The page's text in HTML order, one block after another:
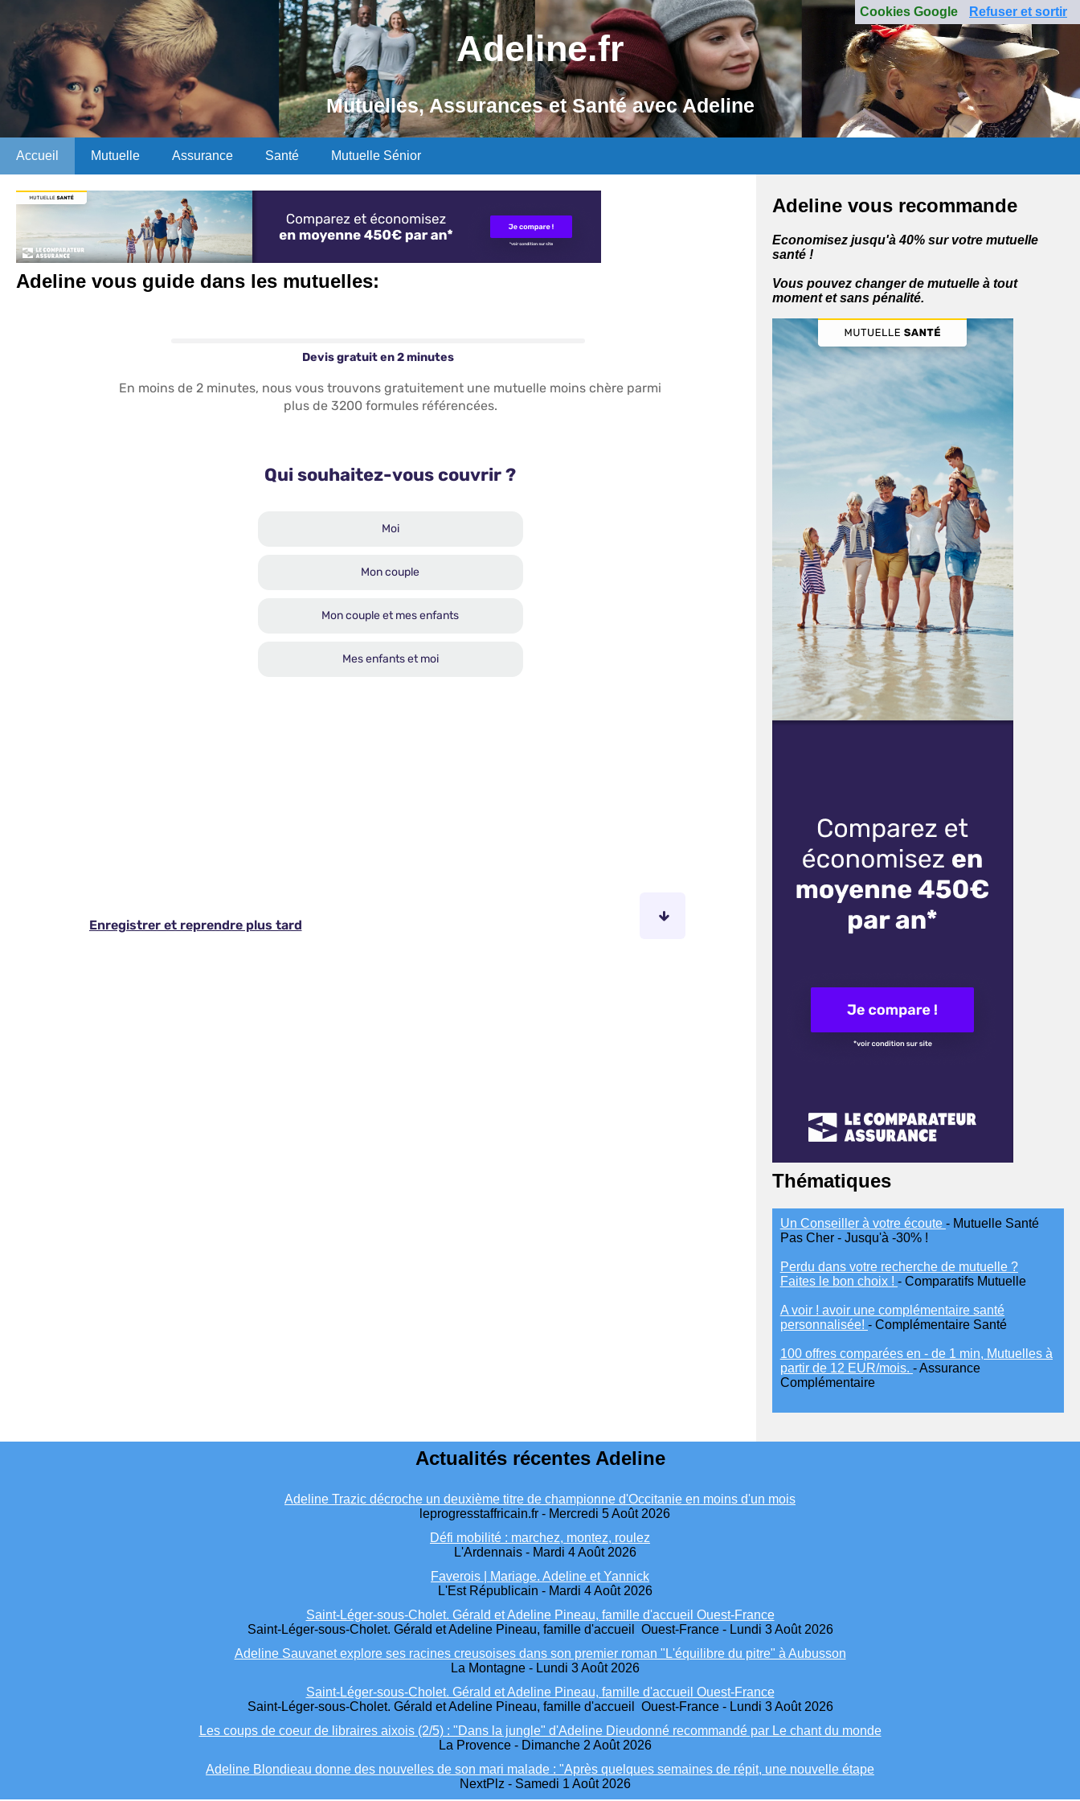
Cookies Google Refuser et sortir
Adeline.fr
Mutuelles, Assurances et Santé avec Adeline
Accueil Mutuelle Assurance Santé Mutuelle Sénior
Adeline vous guide dans les mutuelles:
Adeline vous recommande
Economisez jusqu'à 40% sur votre mutuelle
santé !
Vous pouvez changer de mutuelle à tout
moment et sans pénalité.
Thématiques
Un Conseiller à votre écoute - Mutuelle Santé
Pas Cher - Jusqu'à -30% !
Perdu dans votre recherche de mutuelle ?
Faites le bon choix ! - Comparatifs Mutuelle
A voir ! avoir une complémentaire santé
personnalisée! - Complémentaire Santé
100 offres comparées en - de 1 min, Mutuelles à
partir de 12 EUR/mois. - Assurance
Complémentaire
Actualités récentes Adeline
Adeline Trazic décroche un deuxième titre de championne d'Occitanie en moins d'un mois
leprogresstaffricain.fr - Mercredi 5 Août 2026
Défi mobilité : marchez, montez, roulez
L'Ardennais - Mardi 4 Août 2026
Faverois | Mariage. Adeline et Yannick
L'Est Républicain - Mardi 4 Août 2026
Saint-Léger-sous-Cholet. Gérald et Adeline Pineau, famille d'accueil Ouest-France
Saint-Léger-sous-Cholet. Gérald et Adeline Pineau, famille d'accueil Ouest-France - Lundi 3 Août 2026
Adeline Sauvanet explore ses racines creusoises dans son premier roman "L'équilibre du pitre" à Aubusson
La Montagne - Lundi 3 Août 2026
Saint-Léger-sous-Cholet. Gérald et Adeline Pineau, famille d'accueil Ouest-France
Saint-Léger-sous-Cholet. Gérald et Adeline Pineau, famille d'accueil Ouest-France - Lundi 3 Août 2026
Les coups de coeur de libraires aixois (2/5) : "Dans la jungle" d'Adeline Dieudonné recommandé par Le chant du monde
La Provence - Dimanche 2 Août 2026
Adeline Blondieau donne des nouvelles de son mari malade : "Après quelques semaines de répit, une nouvelle étape
NextPlz - Samedi 1 Août 2026